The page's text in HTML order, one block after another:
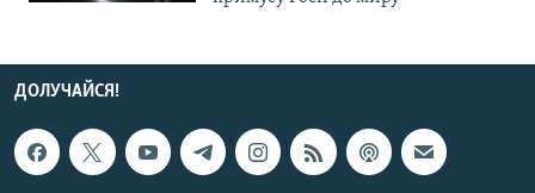
ДОЛУЧАЙСЯ!